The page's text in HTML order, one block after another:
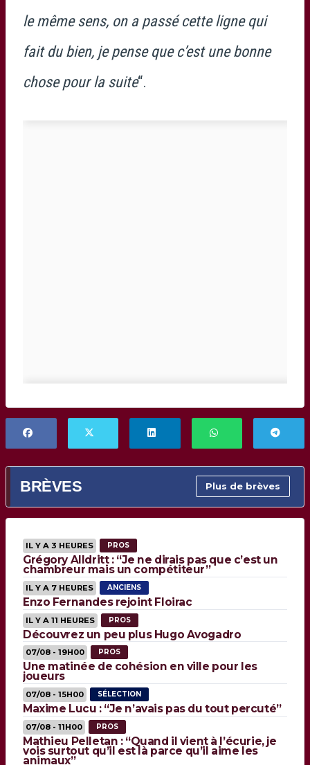
le même sens, on a passé cette ligne qui
fait du bien, je pense que c’est une bonne
chose pour la suite“.
BRÈVES Plus de brèves
IL Y A 3 HEURES PROS
Grégory Alldritt : “Je ne dirais pas que c’est un
chambreur mais un compétiteur”
IL Y A 7 HEURES ANCIENS
Enzo Fernandes rejoint Floirac
IL Y A 11 HEURES PROS
Découvrez un peu plus Hugo Avogadro
07/08 - 19H00 PROS
Une matinée de cohésion en ville pour les
joueurs
07/08 - 15H00 SÉLECTION
Maxime Lucu : “Je n’avais pas du tout percuté”
07/08 - 11H00 PROS
Mathieu Pelletan : “Quand il vient à l’écurie, je
vois surtout qu’il est là parce qu’il aime les
animaux”